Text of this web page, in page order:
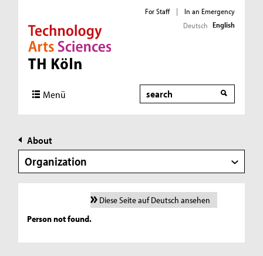
Direkt zur Hauptnavigation
Direkt zur Subnavigation
Direkt zum Inhalt
Direkt zum Fußbereich
For Staff |
In an Emergency
Deutsch English
Menü Search
About
Organization
Diese Seite auf Deutsch ansehen
Person not found.